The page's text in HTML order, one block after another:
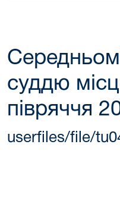
суддю
півряччя
userfiles/file/